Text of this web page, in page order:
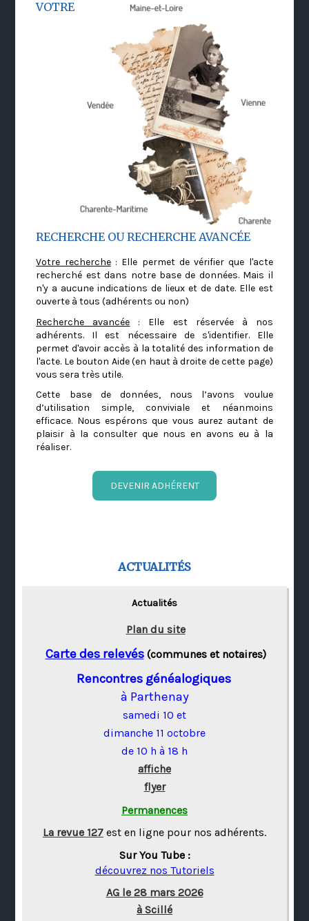
VOTRE
RECHERCHE OU RECHERCHE AVANCÉE
Votre recherche: Elle permet de vérifier que l'acte
recherché est dans notre base de données. Mais il
n'y a aucune indications de lieux et de date. Elle est
ouverte à tous (adhérents ou non)
Recherche avancée : Elle est réservée à nos
adhérents. Il est nécessaire de s'identifier. Elle
permet d'avoir accès à la totalité des information de
l'acte. Le bouton Aide (en haut à droite de cette page)
vous sera très utile.
Cette base de données, nous l’avons voulue
d’utilisation simple, conviviale et néanmoins
efficace. Nous espérons que vous aurez autant de
plaisir à la consulter que nous en avons eu à la
réaliser.
DEVENIR ADHÉRENT
ACTUALITÉS
Actualités
Plan du site
Carte des relevés(communes et notaires)
Rencontres généalogiques
à Parthenay
samedi 10 et
dimanche 11 octobre
de 10 h à 18 h
affiche
flyer
Permanences
La revue 127 est en ligne pour nos adhérents.
Sur You Tube :
découvrez nos Tutoriels
AG le 28 mars 2026
à Scillé